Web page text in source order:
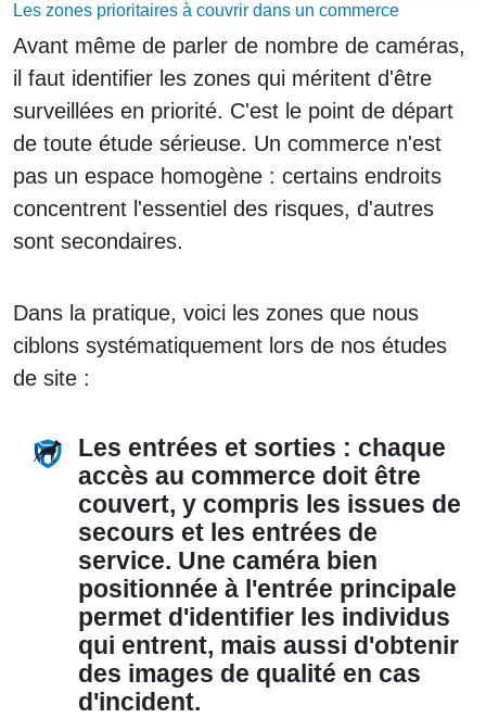
Les zones prioritaires à couvrir dans un commerce
Avant même de parler de nombre de caméras,
il faut identifier les zones qui méritent d'être
surveillées en priorité. C'est le point de départ
de toute étude sérieuse. Un commerce n'est
pas un espace homogène : certains endroits
concentrent l'essentiel des risques, d'autres
sont secondaires.
Dans la pratique, voici les zones que nous
ciblons systématiquement lors de nos études
de site :
Les entrées et sorties : chaque
accès au commerce doit être
couvert, y compris les issues de
secours et les entrées de
service. Une caméra bien
positionnée à l'entrée principale
permet d'identifier les individus
qui entrent, mais aussi d'obtenir
des images de qualité en cas
d'incident.